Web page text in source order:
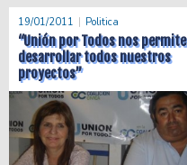
19/01/2011 Politica
“Unión por Todos nos permite
desarrollar todos nuestros
proyectos”